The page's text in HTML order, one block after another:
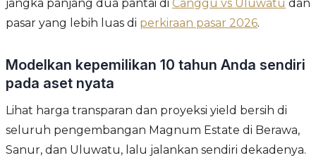
jangka panjang dua pantai di Canggu vs Uluwatu dan
pasar yang lebih luas di perkiraan pasar 2026.
Modelkan kepemilikan 10 tahun Anda sendiri
pada aset nyata
Lihat harga transparan dan proyeksi yield bersih di
seluruh pengembangan Magnum Estate di Berawa,
Sanur, dan Uluwatu, lalu jalankan sendiri dekadenya.